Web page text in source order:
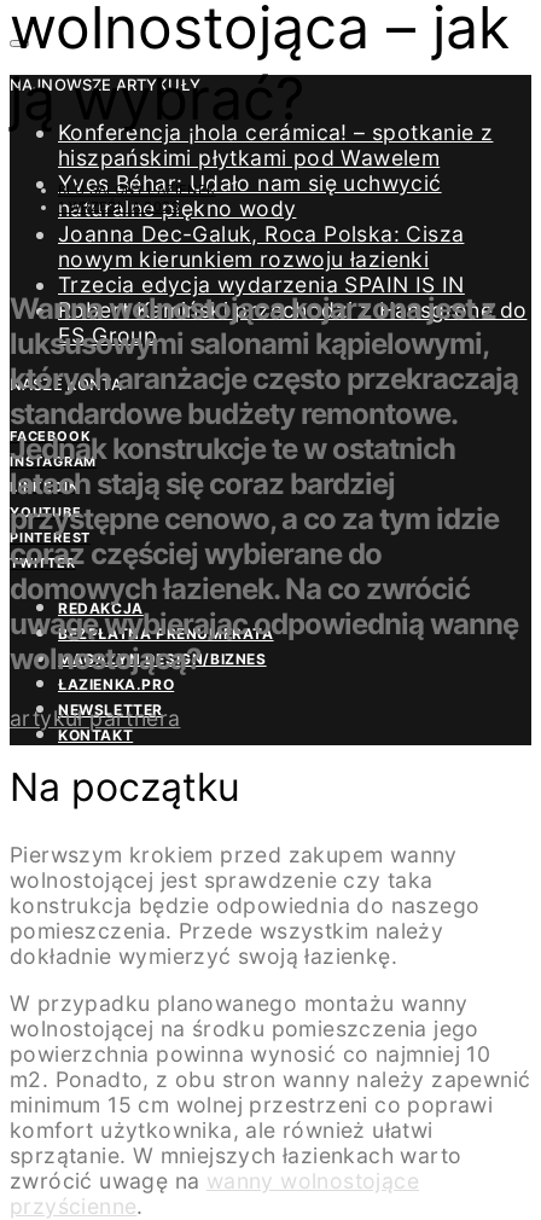
NAJNOWSZE ARTYKUŁY
Konferencja ¡hola cerámica! – spotkanie z
hiszpańskimi płytkami pod Wawelem
Yves Béhar: Udało nam się uchwycić
naturalne piękno wody
Joanna Dec-Galuk, Roca Polska: Cisza
nowym kierunkiem rozwoju łazienki
Trzecia edycja wydarzenia SPAIN IS IN
Robert Kamiński przechodzi z Hansgrohe do
ES Group
NASZE KONTA
FACEBOOK
INSTAGRAM
LINKEDIN
YOUTUBE
PINTEREST
TWITTER
REDAKCJA
BEZPŁATNA PRENUMERATA
MAGAZYN DESIGN/BIZNES
ŁAZIENKA.PRO
NEWSLETTER
KONTAKT
wolnostojąca – jak
ją wybrać?
BLU SALONY ŁAZIENEK
1 WRZEŚNIA 2023
Wanna wolnostojąca kojarzona jest z
luksusowymi salonami kąpielowymi,
których aranżacje często przekraczają
standardowe budżety remontowe.
Jednak konstrukcje te w ostatnich
latach stają się coraz bardziej
przystępne cenowo, a co za tym idzie
coraz częściej wybierane do
domowych łazienek. Na co zwrócić
uwagę wybierając odpowiednią wannę
wolnostojącą?
artykuł partnera
Na początku
Pierwszym krokiem przed zakupem wanny
wolnostojącej jest sprawdzenie czy taka
konstrukcja będzie odpowiednia do naszego
pomieszczenia. Przede wszystkim należy
dokładnie wymierzyć swoją łazienkę.
W przypadku planowanego montażu wanny
wolnostojącej na środku pomieszczenia jego
powierzchnia powinna wynosić co najmniej 10
m2. Ponadto, z obu stron wanny należy zapewnić
minimum 15 cm wolnej przestrzeni co poprawi
komfort użytkownika, ale również ułatwi
sprzątanie. W mniejszych łazienkach warto
zwrócić uwagę na wanny wolnostojące
przyścienne.